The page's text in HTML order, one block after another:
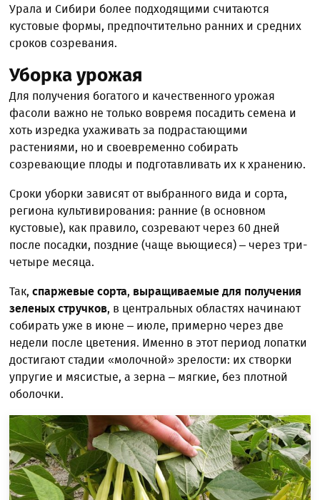
Урала и Сибири более подходящими считаются
кустовые формы, предпочтительно ранних и средних
сроков созревания.
Уборка урожая
Для получения богатого и качественного урожая
фасоли важно не только вовремя посадить семена и
хоть изредка ухаживать за подрастающими
растениями, но и своевременно собирать
созревающие плоды и подготавливать их к хранению.
Сроки уборки зависят от выбранного вида и сорта,
региона культивирования: ранние (в основном
кустовые), как правило, созревают через 60 дней
после посадки, поздние (чаще вьющиеся) – через три-
четыре месяца.
Так,спаржевые сорта, выращиваемые для получения
зеленых стручков, в центральных областях начинают
собирать уже в июне – июле, примерно через две
недели после цветения. Именно в этот период лопатки
достигают стадии «молочной» зрелости: их створки
упругие и мясистые, а зерна – мягкие, без плотной
оболочки.